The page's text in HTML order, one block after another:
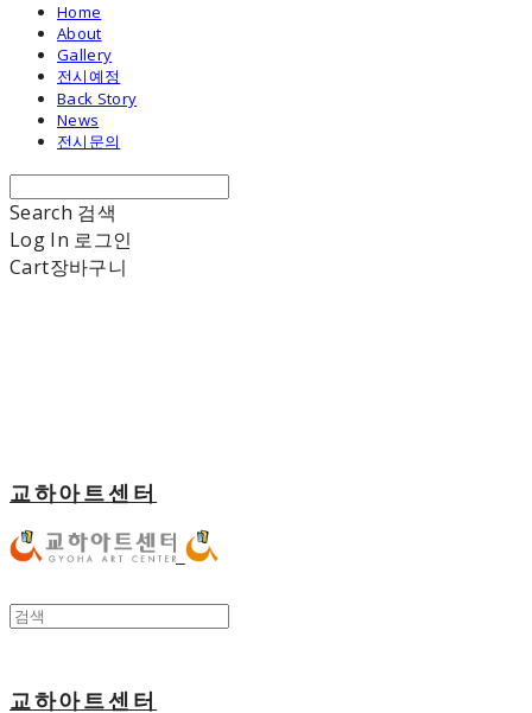
Home
About
Gallery
전시예정
Back Story
News
전시문의
Search 검색
Log In 로그인
Cart장바구니
교하아트센터
교하아트센터